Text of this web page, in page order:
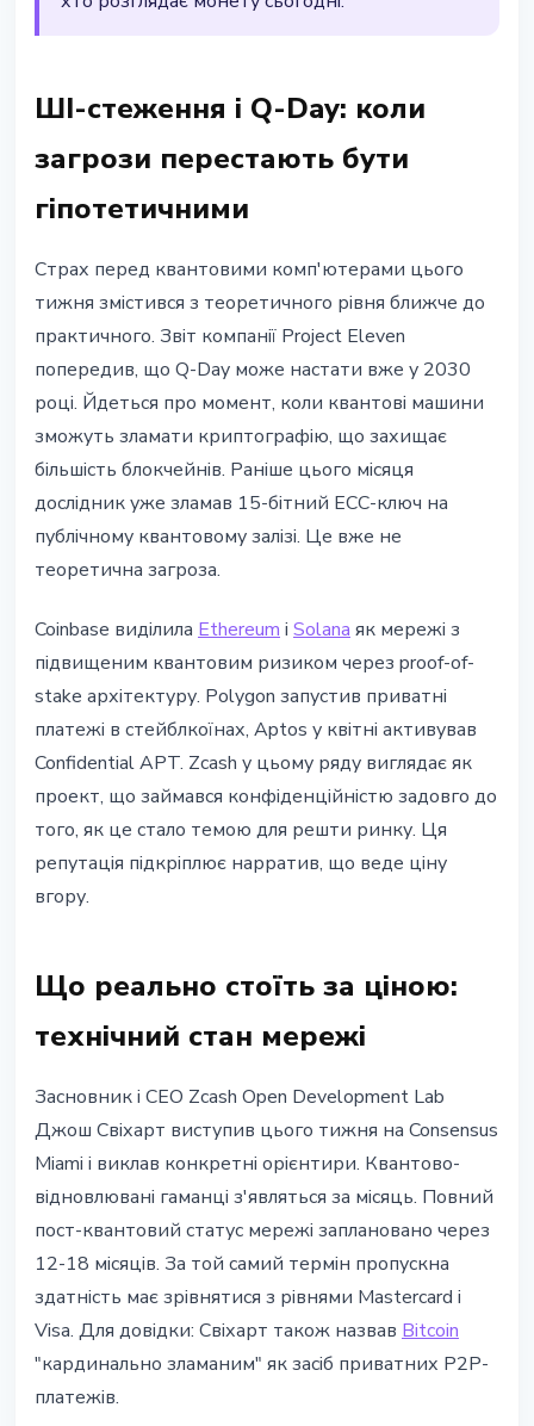
ШІ-стеження і Q-Day: коли
загрози перестають бути
гіпотетичними
Страх перед квантовими комп'ютерами цього
тижня змістився з теоретичного рівня ближче до
практичного. Звіт компанії Project Eleven
попередив, що Q-Day може настати вже у 2030
році. Йдеться про момент, коли квантові машини
зможуть зламати криптографію, що захищає
більшість блокчейнів. Раніше цього місяця
дослідник уже зламав 15-бітний ECC-ключ на
публічному квантовому залізі. Це вже не
теоретична загроза.
Coinbase виділила Ethereum і Solana як мережі з
підвищеним квантовим ризиком через proof-of-
stake архітектуру. Polygon запустив приватні
платежі в стейблкоїнах, Aptos у квітні активував
Confidential APT. Zcash у цьому ряду виглядає як
проект, що займався конфіденційністю задовго до
того, як це стало темою для решти ринку. Ця
репутація підкріплює нарратив, що веде ціну
вгору.
Що реально стоїть за ціною:
технічний стан мережі
Засновник і CEO Zcash Open Development Lab
Джош Свіхарт виступив цього тижня на Consensus
Miami і виклав конкретні орієнтири. Квантово-
відновлювані гаманці з'являться за місяць. Повний
пост-квантовий статус мережі заплановано через
12-18 місяців. За той самий термін пропускна
здатність має зрівнятися з рівнями Mastercard і
Visa. Для довідки: Свіхарт також назвав Bitcoin
"кардинально зламаним" як засіб приватних P2P-
платежів.